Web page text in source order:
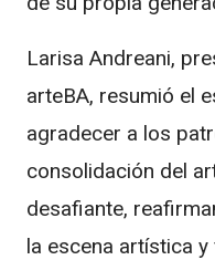
Larisa Andreani,
arteBA, resumió el
agradecer a los
consolidación del
desafiante,
la escena artística